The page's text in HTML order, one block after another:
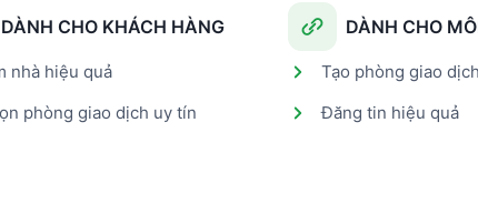
DÀNH CHO KHÁCH HÀNG
nhà hiệu quả
phòng giao dịch uy tín
DÀNH CHO
Tạo phòng giao dịch
Đăng tin hiệu quả